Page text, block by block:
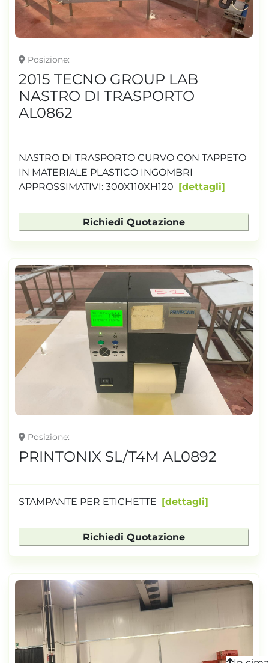
Posizione
2015 TECNO GROUP LAB
NASTRO DI TRASPORTO
AL0862
NASTRO DI TRASPORTO CURVO CON TAPPETO
IN MATERIALE PLASTICO INGOMBRI
APPROSSIMATIVI: 300X110XH120
dettagli
Richiedi Quotazione
Posizione
PRINTONIX SL/T4M AL0892
STAMPANTE PER ETICHETTE dettagli
Richiedi Quotazione